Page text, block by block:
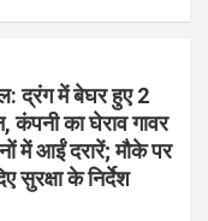
द्रंग में बेघर हुए 2
कंपनी का घेराव गावर
में आईं दरारें; मौके पर
सुरक्षा के निर्देश